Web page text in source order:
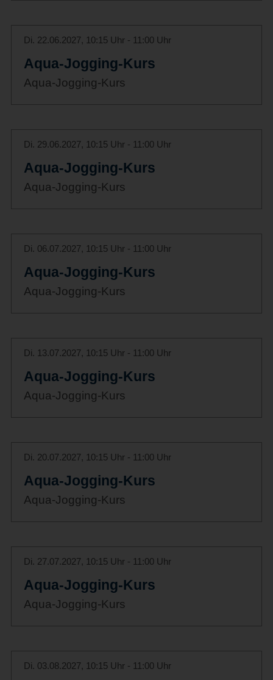
Di. 22.06.2027, 10:15 Uhr - 11:00 Uhr
Aqua-Jogging-Kurs
Aqua-Jogging-Kurs
Di. 29.06.2027, 10:15 Uhr - 11:00 Uhr
Aqua-Jogging-Kurs
Aqua-Jogging-Kurs
Di. 06.07.2027, 10:15 Uhr - 11:00 Uhr
Aqua-Jogging-Kurs
Aqua-Jogging-Kurs
Di. 13.07.2027, 10:15 Uhr - 11:00 Uhr
Aqua-Jogging-Kurs
Aqua-Jogging-Kurs
Di. 20.07.2027, 10:15 Uhr - 11:00 Uhr
Aqua-Jogging-Kurs
Aqua-Jogging-Kurs
Di. 27.07.2027, 10:15 Uhr - 11:00 Uhr
Aqua-Jogging-Kurs
Aqua-Jogging-Kurs
Di. 03.08.2027, 10:15 Uhr - 11:00 Uhr